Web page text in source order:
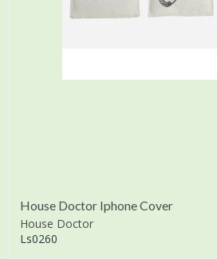
House Doctor Iphone Cover
House Doctor
Ls0260